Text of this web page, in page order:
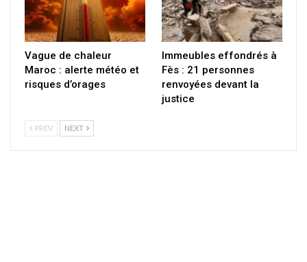
Vague de chaleur
Maroc : alerte météo et
risques d’orages
Immeubles effondrés à
Fès : 21 personnes
renvoyées devant la
justice
PREV NEXT